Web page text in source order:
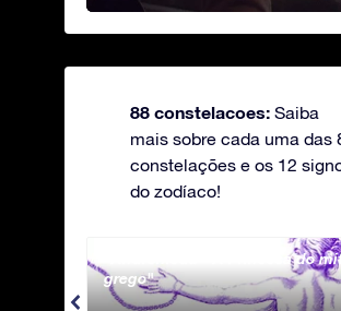
88 constelacoes: Saiba
mais sobre cada uma das
constelações e os 12
do zodíaco!
Andromeda - A Princesa do
grego